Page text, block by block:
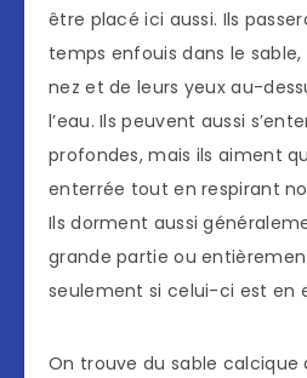
être placé ici aussi. Ils
temps enfouis dans le sable,
nez et de leurs yeux au-
l’eau. Ils peuvent aussi
profondes, mais ils aiment
enterrée tout en respirant
Ils dorment aussi
grande partie ou
seulement si celui-ci est en
On trouve du sable calcique